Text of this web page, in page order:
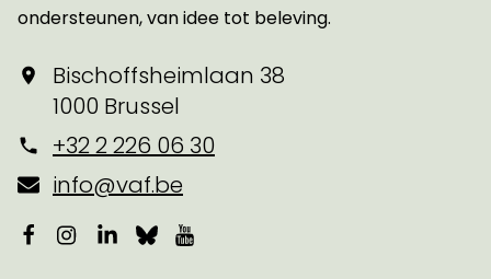
ondersteunen, van idee tot beleving.
Bischoffsheimlaan 38
1000 Brussel
+32 2 226 06 30
info@vaf.be
Facebook
Instagram
LinkedIn
Bluesky